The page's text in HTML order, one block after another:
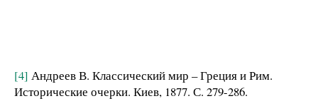
[4] Андреев В. Классический мир – Греция и Рим.
Исторические очерки. Киев, 1877. С. 279-286.